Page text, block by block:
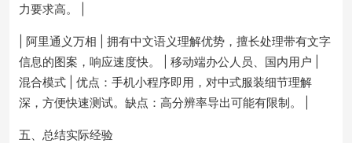
力要求高。 |
| 阿里通义万相 | 拥有中文语义理解优势，擅长处理带有文字
信息的图案，响应速度快。 | 移动端办公人员、国内用户 |
混合模式 | 优点：手机小程序即用，对中式服装细节理解
深，方便快速测试。缺点：高分辨率导出可能有限制。 |
五、总结实际经验